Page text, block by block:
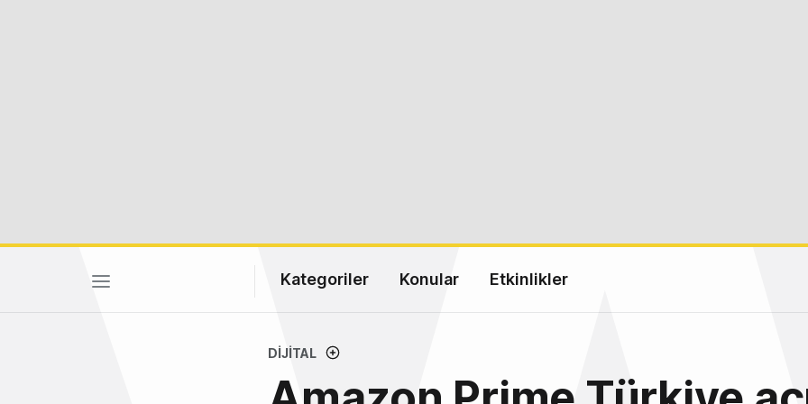
Kategoriler Konular Etkinlikler
DIJITAL